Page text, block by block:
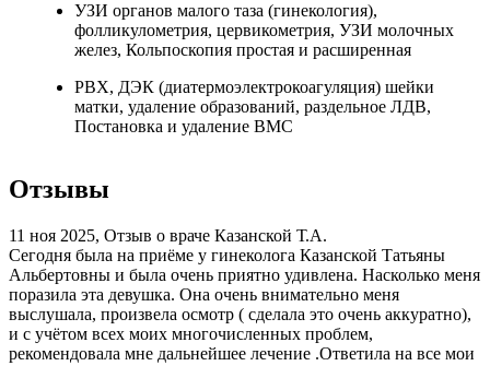
УЗИ органов малого таза (гинекология),
фолликулометрия, цервикометрия, УЗИ молочных
желез, Кольпоскопия простая и расширенная
РВХ, ДЭК (диатермоэлектрокоагуляция) шейки
матки, удаление образований, раздельное ЛДВ,
Постановка и удаление ВМС
Отзывы
11 ноя 2025, Отзыв о враче Казанской Т.А.
Сегодня была на приёме у гинеколога Казанской Татьяны
Альбертовны и была очень приятно удивлена. Насколько меня
поразила эта девушка. Она очень внимательно меня
выслушала, произвела осмотр ( сделала это очень аккуратно),
и с учётом всех моих многочисленных проблем,
рекомендовала мне дальнейшее лечение .Ответила на все мои